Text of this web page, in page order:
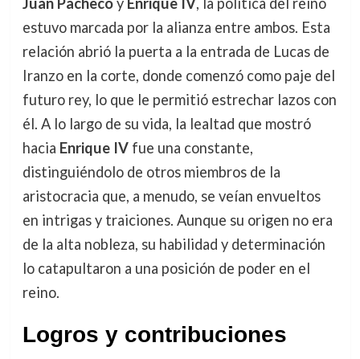
estuvo marcada por la alianza entre ambos. Esta
relación abrió la puerta a la entrada de Lucas de
Iranzo en la corte, donde comenzó como paje del
futuro rey, lo que le permitió estrechar lazos con
él. A lo largo de su vida, la lealtad que mostró
hacia Enrique IVfue una constante,
distinguiéndolo de otros miembros de la
aristocracia que, a menudo, se veían envueltos
en intrigas y traiciones. Aunque su origen no era
de la alta nobleza, su habilidad y determinación
lo catapultaron a una posición de poder en el
reino.
Logros y contribuciones